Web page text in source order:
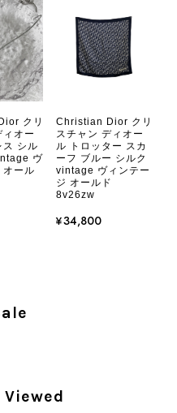
solo
シャネルのロゴがとてもいい
た。 また、商品からヴ
なる商品やご不明な点
クリ
ィオー
ス シル
ヴ
オール
Christian Dior クリ
スチャン ディオー
ル トロッター スカ
ーフ ブルー シルク
vintage ヴィンテー
ジ オールド
8v26zw
¥34,800